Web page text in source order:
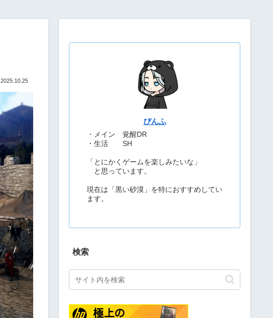
2025.10.25
ぴんふ
・メイン 覚醒DR
・生活 SH
「とにかくゲームを楽しみたいな」
と思っています。
現在は「黒い砂漠」を特におすすめしてい
ます。
検索